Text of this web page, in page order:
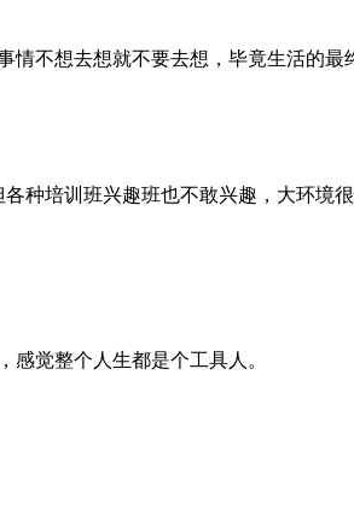
不想去想就不要去想，毕竟生活的最
种培训班兴趣班也不敢兴趣，大环境
觉整个人生都是个工具人。